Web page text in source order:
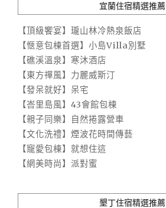
宜蘭住宿精選推薦
【頂級饗宴】瓏山林冷熱泉飯店
【愜意包棟首選】小島Villa別墅
【礁溪溫泉】寒沐酒店
【東方禪風】力麗威斯汀
【發呆就好】呆宅
【峇里島風】43會館包棟
【親子同樂】自然捲露營車
【文化洗禮】煙波花時間傳藝
【寵愛包棟】就想住這
【網美時尚】派對蜜
墾丁住宿精選推薦